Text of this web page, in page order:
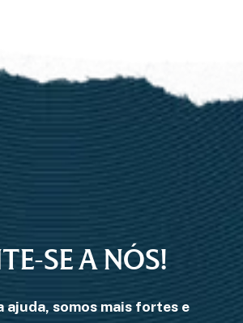
SE A NÓS!
ajuda, somos mais fortes e